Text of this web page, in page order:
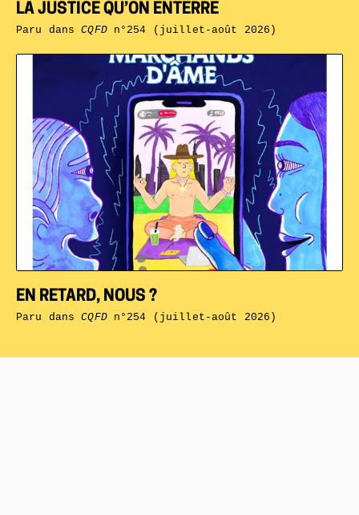
EN RETARD, NOUS ?
Paru dansCQFDn°254 (juillet-août 2026)
LA JUSTICE QU’ON ENTERRE
Paru dansCQFDn°254 (juillet-août 2026)